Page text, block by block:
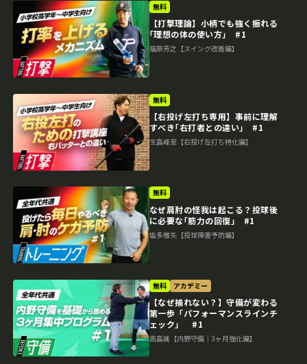
無料
【打撃理論】小柄でも強く振れる
｢理想の体の使い方｣ #1
福原芳之【スイング改善編】
無料
【右投げ左打ち専用】事前に理解
すべき｢右打者との違い｣ #1
生島峰至【右投げ左打ち特化編】
無料
なぜ肩肘の怪我は起こる？投球後
に必要な｢筋力の回復｣ #1
塩多雅矢【投球障害予防編】
無料 アカデミー
【なぜ捕れない？】守備が変わる
第一歩「パフォーマンスラインチ
ェック」 #1
高島誠【内野守備｜3ヶ月強化編】